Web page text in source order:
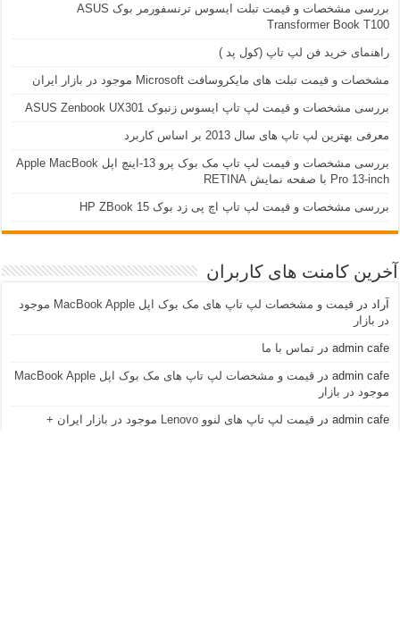
بررسی مشخصات و قیمت تبلت ایسوس ترنسفورمر بوک ASUS
Transformer Book T100
راهنمای خرید فن لپ تاپ (کول پد )
مشخصات و قیمت تبلت های مایکروسافت Microsoft موجود در بازار ایران
بررسی مشخصات و قیمت لپ تاپ ایسوس زنبوک ASUS Zenbook UX301
معرفی بهترین لپ تاپ های سال 2013 بر اساس کاربرد
بررسی مشخصات و فیمت لپ تاپ مک بوک پرو 13-اینچ اپل Apple MacBook
Pro 13-inch با صفحه نمایش RETINA
بررسی مشخصات و قیمت لپ تاپ اچ پی زد بوک 15 HP ZBook
آخرین کامنت های کاربران
آراد در
قیمت و مشخصات لپ تاپ های مک بوک اپل MacBook Apple موجود
در بازار
admin cafe درتماس با ما
admin cafe در
قیمت و مشخصات لپ تاپ های مک بوک اپل MacBook Apple
موجود در بازار
admin cafe در
قیمت لپ تاپ های لنوو Lenovo موجود در بازار ایران +